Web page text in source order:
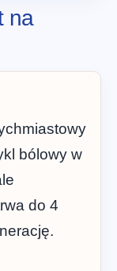
na
bólowy w
do 4